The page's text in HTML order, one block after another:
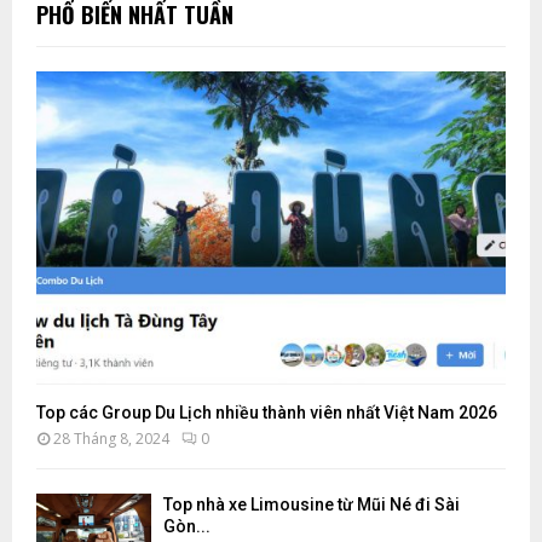
PHỔ BIẾN NHẤT TUẦN
Top các Group Du Lịch nhiều thành viên nhất Việt Nam 2026
28 Tháng 8, 2024 0
Top nhà xe Limousine từ Mũi Né đi Sài
Gòn...